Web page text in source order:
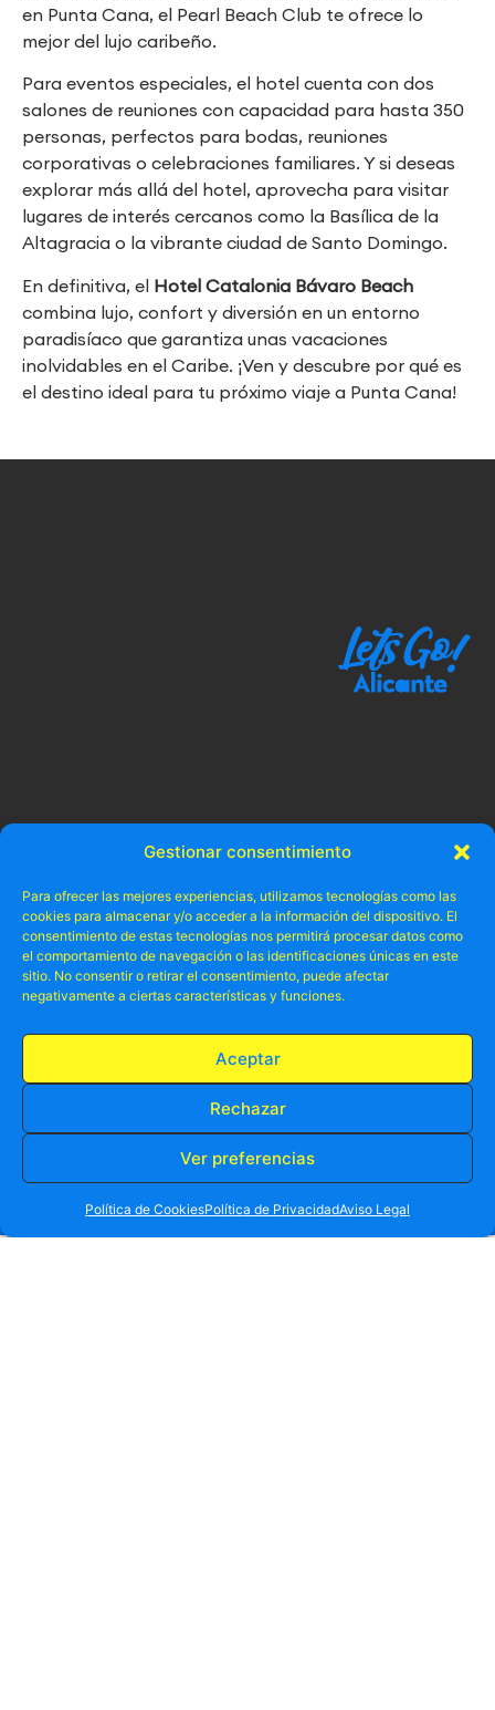
Gestionar consentimiento
Para ofrecer las mejores experiencias, utilizamos tecnologías como las
cookies para almacenar y/o acceder a la información del dispositivo. El
consentimiento de estas tecnologías nos permitirá procesar datos como
el comportamiento de navegación o las identificaciones únicas en este
sitio. No consentir o retirar el consentimiento, puede afectar
negativamente a ciertas características y funciones.
Aceptar
Rechazar
Ver preferencias
Política de CookiesPolítica de PrivacidadAviso Legal
en Punta Cana, el Pearl Beach Club te ofrece lo
mejor del lujo caribeño.
Para eventos especiales, el hotel cuenta con dos
salones de reuniones con capacidad para hasta 350
personas, perfectos para bodas, reuniones
corporativas o celebraciones familiares. Y si deseas
explorar más allá del hotel, aprovecha para visitar
lugares de interés cercanos como la Basílica de la
Altagracia o la vibrante ciudad de Santo Domingo.
En definitiva, el Hotel Catalonia Bávaro Beach
combina lujo, confort y diversión en un entorno
paradisíaco que garantiza unas vacaciones
inolvidables en el Caribe. ¡Ven y descubre por qué es
el destino ideal para tu próximo viaje a Punta Cana!
RESERVA TU PLAZA AHORA
WHATSAPP 605 902 902